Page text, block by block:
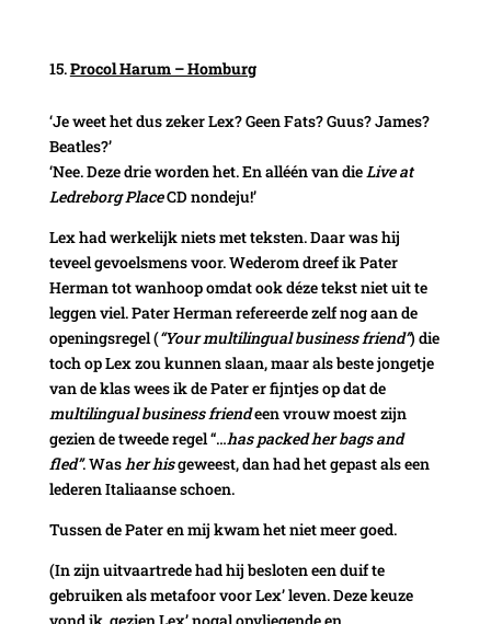
Procol Harum – Homburg
‘Je weet het dus zeker Lex? Geen Fats? Guus? James?
Beatles?’
‘Nee. Deze drie worden het. En alléén van dieLive at
Ledreborg PlaceCD nondeju!’
Lex had werkelijk niets met teksten. Daar was hij
teveel gevoelsmens voor. Wederom dreef ik Pater
Herman tot wanhoop omdat ook déze tekst niet uit te
leggen viel. Pater Herman refereerde zelf nog aan de
openingsregel (“Your multilingual business friend”) die
toch op Lex zou kunnen slaan, maar als beste jongetje
van de klas wees ik de Pater er fijntjes op dat de
multilingual business friendeen vrouw moest zijn
gezien de tweede regel “…has packed her bags and
fled”. Washer hisgeweest, dan had het gepast als een
lederen Italiaanse schoen.
Tussen de Pater en mij kwam het niet meer goed.
(In zijn uitvaartrede had hij besloten een duif te
gebruiken als metafoor voor Lex’ leven. Deze keuze